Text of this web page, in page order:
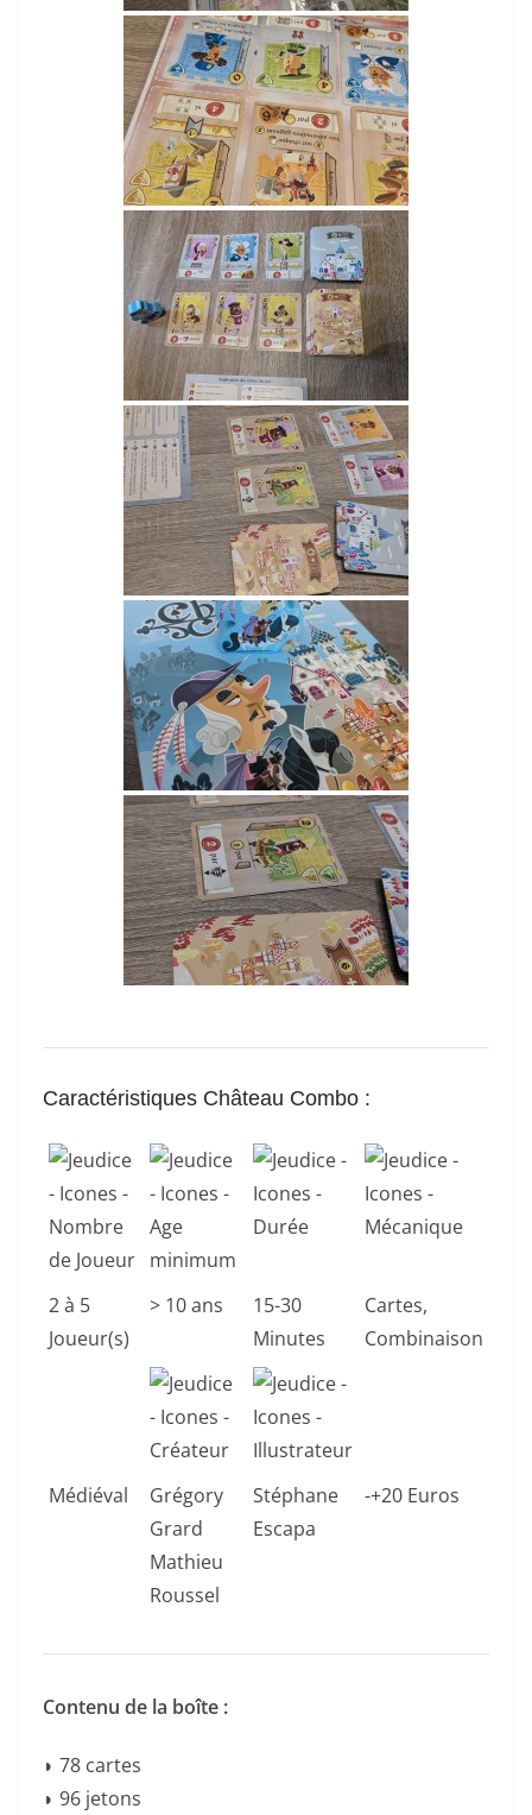
Caractéristiques Château Combo :
2 à 5
Joueur(s)
> 10 ans
15-30
Minutes
Cartes,
Combinaison
Médiéval
Grégory
Grard
Mathieu
Roussel
Stéphane
Escapa
-+20 Euros
Contenu de la boîte :
◗ 78 cartes
◗ 96 jetons